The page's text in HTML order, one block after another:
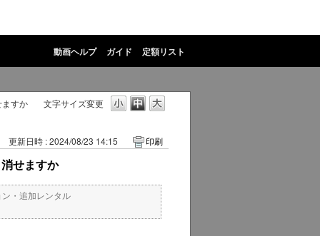
動画ヘルプ ガイド 定額リスト
文字サイズ変更
すか
更新日時 : 2024/08/23 14:15 印刷
せますか
・追加レンタル